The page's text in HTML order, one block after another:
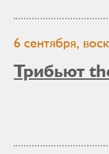
6 сентября,
Трибьют